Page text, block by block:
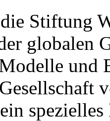
Stiftung
globalen
und